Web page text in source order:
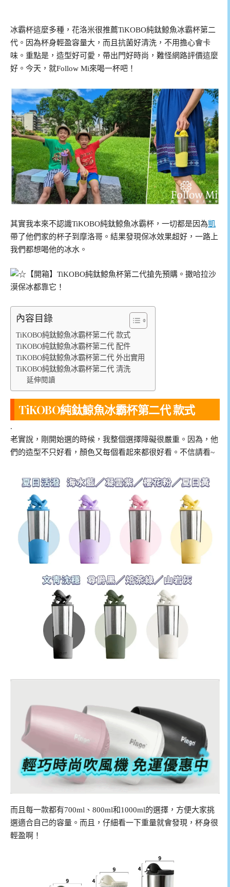
冰霸杯這麼多種，花洛米很推薦TiKOBO純鈦鯨魚冰霸杯第二
代。因為杯身輕盈容量大，而且抗菌好清洗，不用擔心會卡
味。重點是，造型好可愛，帶出門好時尚，難怪網路評價這麼
好。今天，就Follow Mi來喝一杯吧！
其實我本來不認識TiKOBO純鈦鯨魚冰霸杯，一切都是因為凱
帶了他們家的杯子到摩洛哥。結果發現保冰效果超好，一路上
我們都想喝他的冰水。
內容目錄
TiKOBO純鈦鯨魚冰霸杯第二代 款式
TiKOBO純鈦鯨魚冰霸杯第二代 配件
TiKOBO純鈦鯨魚冰霸杯第二代 外出實用
TiKOBO純鈦鯨魚冰霸杯第二代 清洗
延伸閱讀
TiKOBO純鈦鯨魚冰霸杯第二代 款式
.
老實說，剛開始選的時候，我整個選擇障礙很嚴重。因為，他
們的造型不只好看，顏色又每個看起來都很好看。不信請看~
而且每一款都有700ml、800ml和1000ml的選擇，方便大家挑
選適合自己的容量。而且，仔細看一下重量就會發現，杯身很
輕盈啊！